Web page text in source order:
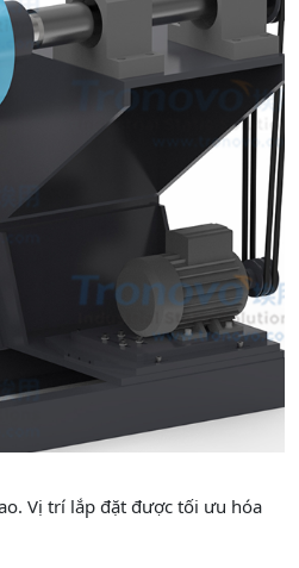
Vị trí lắp đặt được tối ưu hóa